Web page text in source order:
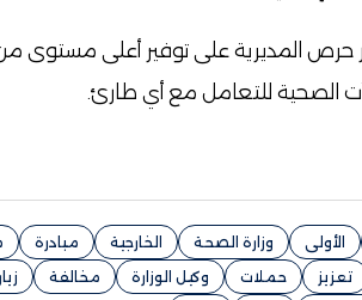
حرص المديرية على توفير أعلى مستوى
الصحية للتعامل مع أي طارئ.
الأولى وزارة الصحة الخارجية مبادرة
تعزيز
حملات وكيل الوزارة مخالفة